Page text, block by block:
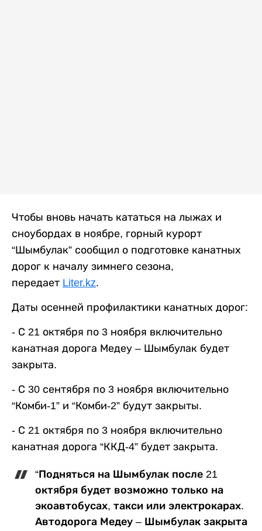
Чтобы вновь начать кататься на лыжах и
сноубордах в ноябре, горный курорт
“Шымбулак” сообщил о подготовке канатных
дорог к началу зимнего сезона,
передает Liter.kz.
Даты осенней профилактики канатных дорог:
- С 21 октября по 3 ноября включительно
канатная дорога Медеу – Шымбулак будет
закрыта.
- С 30 сентября по 3 ноября включительно
“Комби-1” и “Комби-2” будут закрыты.
- С 21 октября по 3 ноября включительно
канатная дорога “ККД-4” будет закрыта.
“Подняться на Шымбулак после 21
октября будет возможно только на
экоавтобусах, такси или электрокарах.
Автодорога Медеу – Шымбулак закрыта